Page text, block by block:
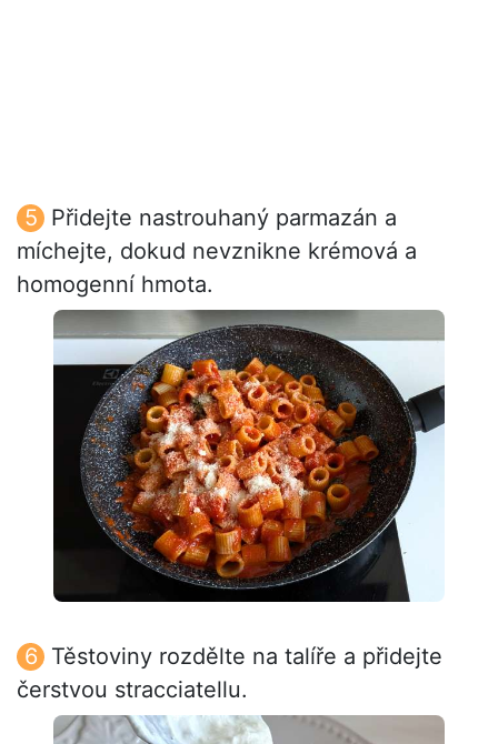
Přidejte nastrouhaný parmazán a
míchejte, dokud nevznikne krémová a
homogenní hmota.
Těstoviny rozdělte na talíře a přidejte
čerstvou stracciatellu.